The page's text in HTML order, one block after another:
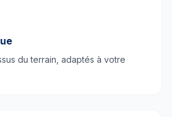
du terrain, adaptés à votre